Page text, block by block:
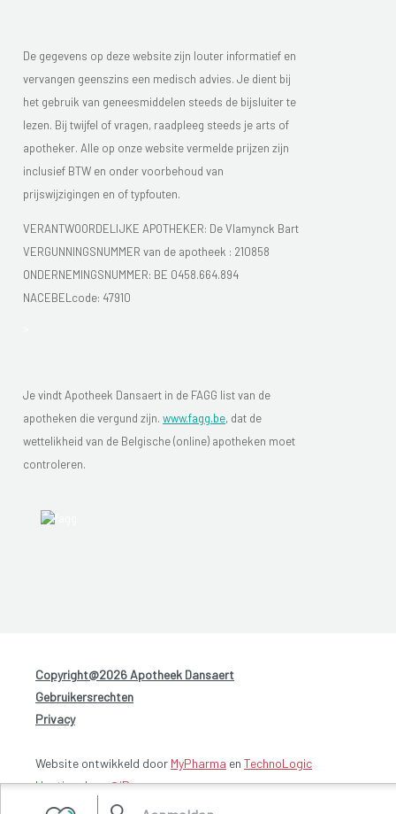
De gegevens op deze website zijn louter informatief en
vervangen geenszins een medisch advies. Je dient bij
het gebruik van geneesmiddelen steeds de bijsluiter te
lezen. Bij twijfel of vragen, raadpleeg steeds je arts of
apotheker. Alle op onze website vermelde prijzen zijn
inclusief BTW en onder voorbehoud van
prijswijzigingen en of typfouten.
VERANTWOORDELIJKE APOTHEKER: De Vlamynck Bart
VERGUNNINGSNUMMER van de apotheek : 210858
ONDERNEMINGSNUMMER: BE 0458.664.894
NACEBELcode: 47910
Je vindt Apotheek Dansaert in de FAGG list van de
apotheken die vergund zijn. www.fagg.be, dat de
wettelikheid van de Belgische (online) apotheken moet
controleren.
Copyright@2026 Apotheek Dansaert
Gebruikersrechten
Privacy
Website ontwikkeld door MyPharma en TechnoLogic
Hosting door @iPower